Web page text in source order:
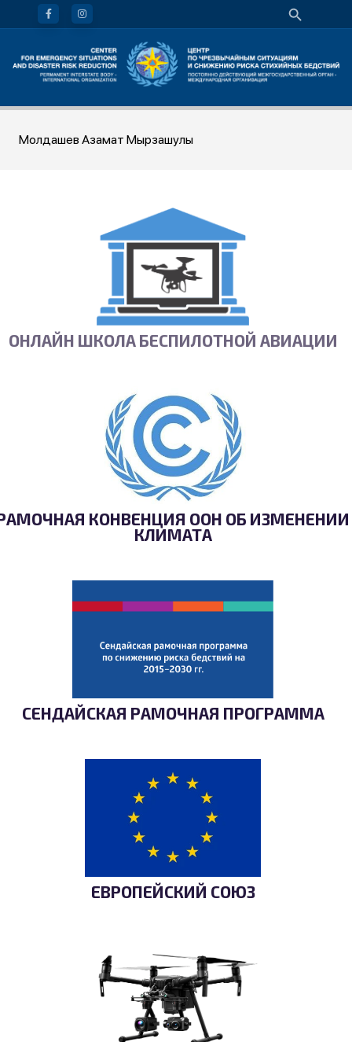
Молдашев Азамат Мырзашулы
ОНЛАЙН ШКОЛА БЕСПИЛОТНОЙ АВИАЦИИ
КОНВЕНЦИЯ ООН ОБ ИЗМЕНЕНИИ
КЛИМАТА
СЕНДАЙСКАЯ РАМОЧНАЯ ПРОГРАММА
ЕВРОПЕЙСКИЙ СОЮЗ